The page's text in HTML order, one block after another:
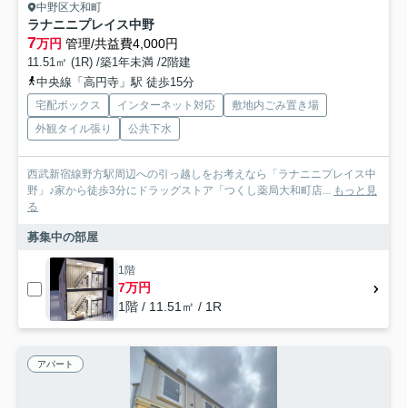
中野区大和町
ラナニニプレイス中野
7万円 管理/共益費4,000円
11.51㎡ (1R) /築1年未満 /2階建
中央線「高円寺」駅 徒歩15分
宅配ボックス インターネット対応
敷地内ごみ置き場
外観タイル張り
公共下水
西武新宿線野方駅周辺への引っ越しをお考えなら「ラナニニプレイス中
野」♪家から徒歩3分にドラッグストア「つくし薬局大和町店... もっと見
る
募集中の部屋
1階
7万円
1階 / 11.51㎡ / 1R
アパート